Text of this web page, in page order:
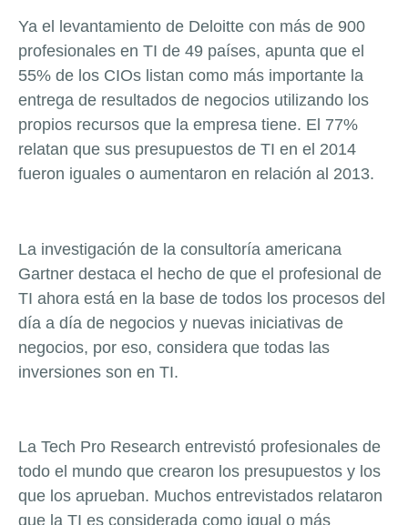
Ya el levantamiento de Deloitte con más de 900
profesionales en TI de 49 países, apunta que el
55% de los CIOs listan como más importante la
entrega de resultados de negocios utilizando los
propios recursos que la empresa tiene. El 77%
relatan que sus presupuestos de TI en el 2014
fueron iguales o aumentaron en relación al 2013.
La investigación de la consultoría americana
Gartner destaca el hecho de que el profesional de
TI ahora está en la base de todos los procesos del
día a día de negocios y nuevas iniciativas de
negocios, por eso, considera que todas las
inversiones son en TI.
La Tech Pro Research entrevistó profesionales de
todo el mundo que crearon los presupuestos y los
que los aprueban. Muchos entrevistados relataron
que la TI es considerada como igual o más